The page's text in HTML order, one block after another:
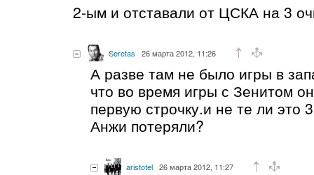
2-ым и отставали от ЦСКА на 3
Seretas 26 марта 2012, 11:26
А разве там не было игры в
что во время игры с Зенитом
первую строчку.и не те ли это
Анжи потеряли?
aristotel 26 марта 2012, 11:27